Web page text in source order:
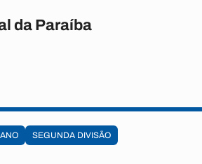
da Paraíba
SEGUNDA DIVISÃO